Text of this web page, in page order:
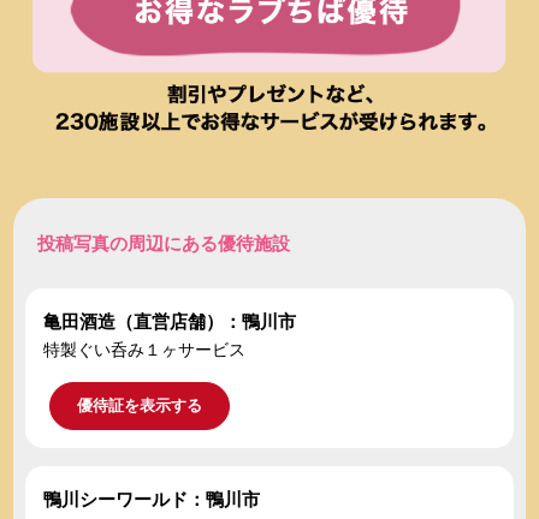
投稿写真の周辺にある優待施設
亀田酒造（直営店舗）：鴨川市
特製ぐい呑み１ヶサービス
優待証を表示する
鴨川シーワールド：鴨川市